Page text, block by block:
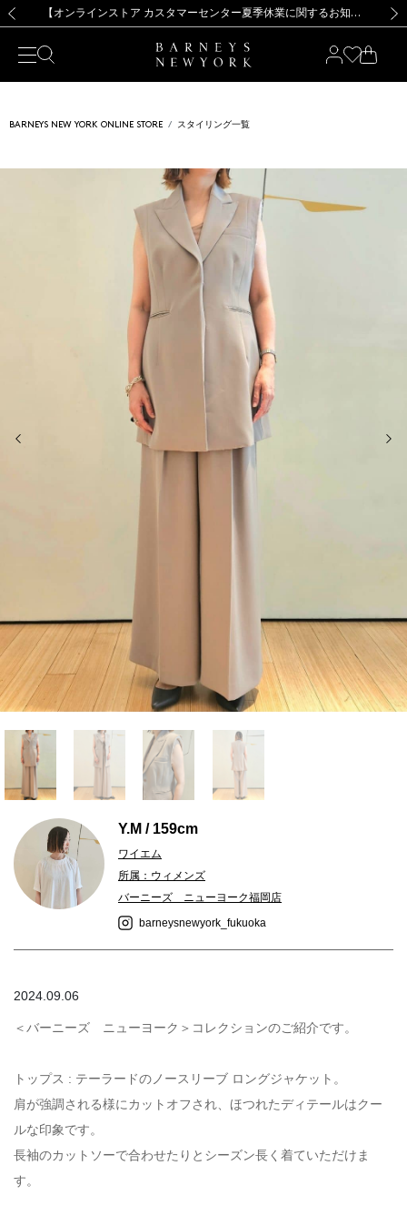
新規登録のお客様も対象！＜MY BARNEYS＞会員のお客様は11,000円（税込）以上のお買上げで常時送料無料！お買い物の際は会員登録を！
【夏季休業に伴う出荷一時停止のお知らせ】(2026.8.7) 【オンラインストア カスタマーセンター夏季休業に関するお知らせ】（2026.8.7）
【夏季休業に伴う返品・交換承り一時停止のお知らせ】（2026.8.5）
熊本県を中心とした地震の影響によるお荷物のお届けについて
【開催中】SUMMER SALEのご案内・ご注意事項 新規登録のお客様も対象！＜MY BARNEYS＞会員のお客様は11,000円（税込）以上のお買上げで常時送料無料！お買い物の際は会員登録を！
【夏季休業に伴う出荷一時停止のお知らせ】(2026.8.7)
BARNEYS NEW YORK ONLINE STORE スタイリング一覧
Y.M / 159cm
ワイエム
所属：ウィメンズ
バーニーズ ニューヨーク福岡店
barneysnewyork_fukuoka
2024.09.06
＜バーニーズ ニューヨーク＞コレクションのご紹介です。
トップス : テーラードのノースリーブ ロングジャケット。
肩が強調される様にカットオフされ、ほつれたディテールはクー
ルな印象です。
長袖のカットソーで合わせたりとシーズン長く着ていただけま
す。